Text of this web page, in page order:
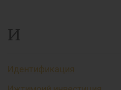
И
Идентификация